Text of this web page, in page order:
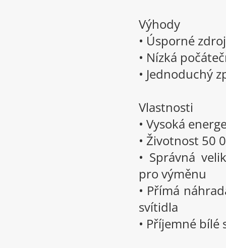
Výhody
• Úsporné
• Nízká
• Jednoduchý
Vlastnosti
• Vysoká
• Životnost 50
• Správná
pro výměnu
• Přímá
svítidla
• Příjemné bílé